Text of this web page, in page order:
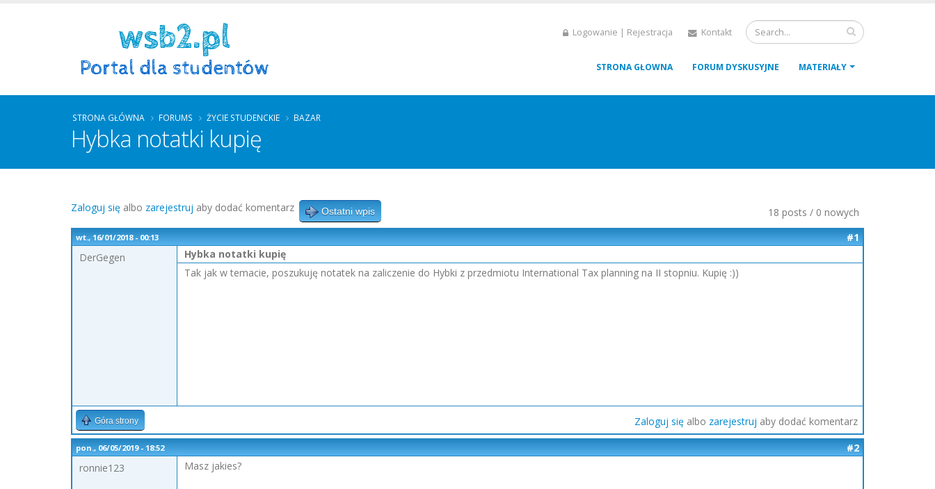
Logowanie | Rejestracja Kontakt
STRONA GŁOWNA FORUM DYSKUSYJNE MATERIAŁY
STRONA GŁÓWNA FORUMS ŻYCIE STUDENCKIE BAZAR
Hybka notatki kupię
18 posts / 0 nowych
Zaloguj się albo zarejestruj aby dodać komentarz Ostatni wpis
wt., 16/01/2018 - 00:13
#1
DerGegen
Hybka notatki kupię
Tak jak w temacie, poszukuję notatek na zaliczenie do Hybki z przedmiotu International Tax planning na II stopniu. Kupię :))
Góra strony Zaloguj się albo zarejestruj aby dodać komentarz
pon., 06/05/2019 - 18:52
#2
ronnie123
Masz jakies?